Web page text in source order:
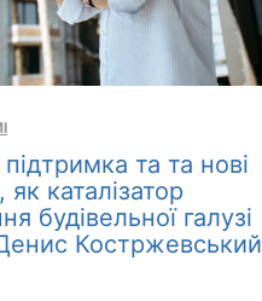
та та нові
каталізатор
будівельної галузі
Костржевський